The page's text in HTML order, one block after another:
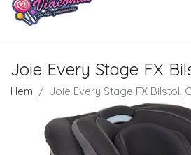
Joie Every Stage FX
Hem Joie Every Stage FX Bilstol,